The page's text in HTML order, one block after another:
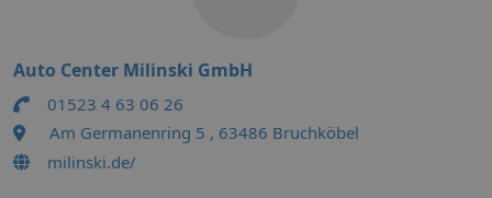
Auto Center Milinski GmbH
01523 4 63 06 26
Am Germanenring 5 , 63486 Bruchköbel
milinski.de/